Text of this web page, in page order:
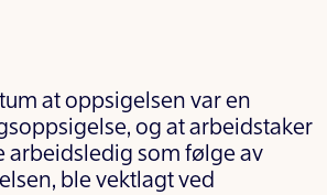
at oppsigelsen var en
og at arbeidstaker
arbeidsledig som følge av
ble vektlagt ved